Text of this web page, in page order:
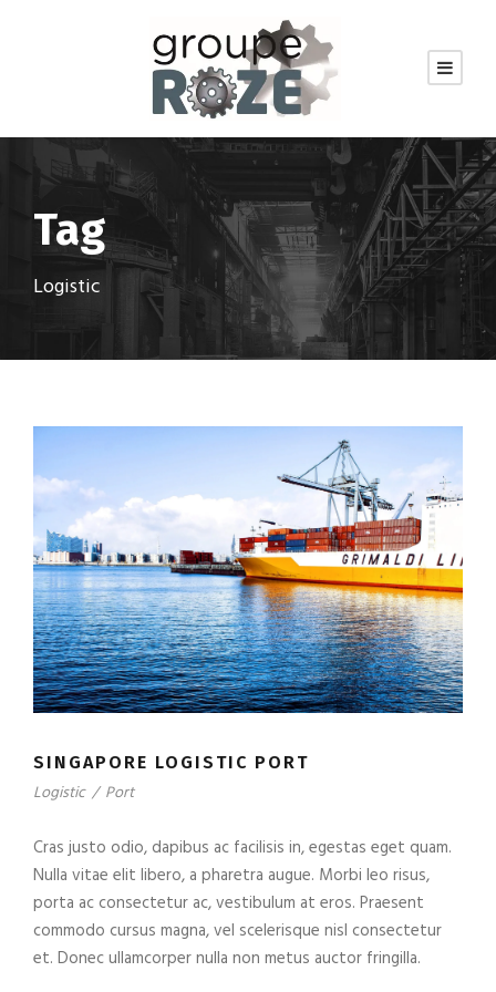
Tag
Logistic
SINGAPORE LOGISTIC PORT
Logistic / Port
Cras justo odio, dapibus ac facilisis in, egestas eget quam.
Nulla vitae elit libero, a pharetra augue. Morbi leo risus,
porta ac consectetur ac, vestibulum at eros. Praesent
commodo cursus magna, vel scelerisque nisl consectetur
et. Donec ullamcorper nulla non metus auctor fringilla.